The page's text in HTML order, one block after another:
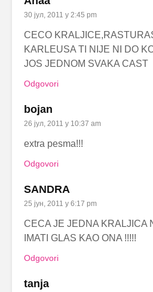
30 јул, 2011 у 2:45 pm
CECO
KARLEUSA TI NIJE NI DO
JOS JEDNOM SVAKA CAST
Odgovori
bojan
26 јул, 2011 у 10:37 am
extra pesma!!!
Odgovori
SANDRA
25 јун, 2011 у 6:17 pm
CECA JE JEDNA KRALJICA
IMATI GLAS KAO ONA !!!!!
Odgovori
tanja